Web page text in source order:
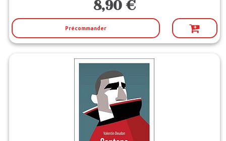
8,90 €
Précommander